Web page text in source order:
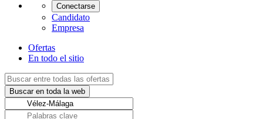
Conectarse
Candidato
Empresa
Ofertas
En todo el sitio